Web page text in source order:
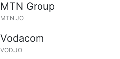
MTN Group
MTN.JO
Vodacom
VOD.JO